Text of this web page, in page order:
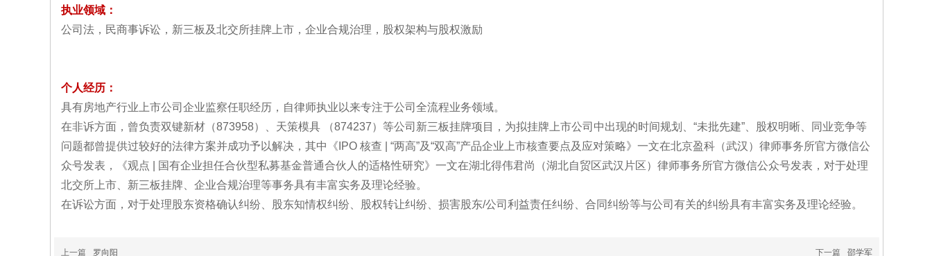
执业领域：
公司法，民商事诉讼，新三板及北交所挂牌上市，企业合规治理，股权架构与股权激励
个人经历：
具有房地产行业上市公司企业监察任职经历，自律师执业以来专注于公司全流程业务领域。
在非诉方面，曾负责双键新材（873958）、天策模具 （874237）等公司新三板挂牌项目，为拟挂牌上市公司中出现的时间规划、“未批先建”、股权明晰、同业竞争等
问题都曾提供过较好的法律方案并成功予以解决，其中《IPO 核查 | “两高”及“双高”产品企业上市核查要点及应对策略》一文在北京盈科（武汉）律师事务所官方微信公
众号发表，《观点 | 国有企业担任合伙型私募基金普通合伙人的适格性研究》一文在湖北得伟君尚（湖北自贸区武汉片区）律师事务所官方微信公众号发表，对于处理
北交所上市、新三板挂牌、企业合规治理等事务具有丰富实务及理论经验。
在诉讼方面，对于处理股东资格确认纠纷、股东知情权纠纷、股权转让纠纷、损害股东/公司利益责任纠纷、合同纠纷等与公司有关的纠纷具有丰富实务及理论经验。
上一篇 罗向阳 下一篇 邵学军